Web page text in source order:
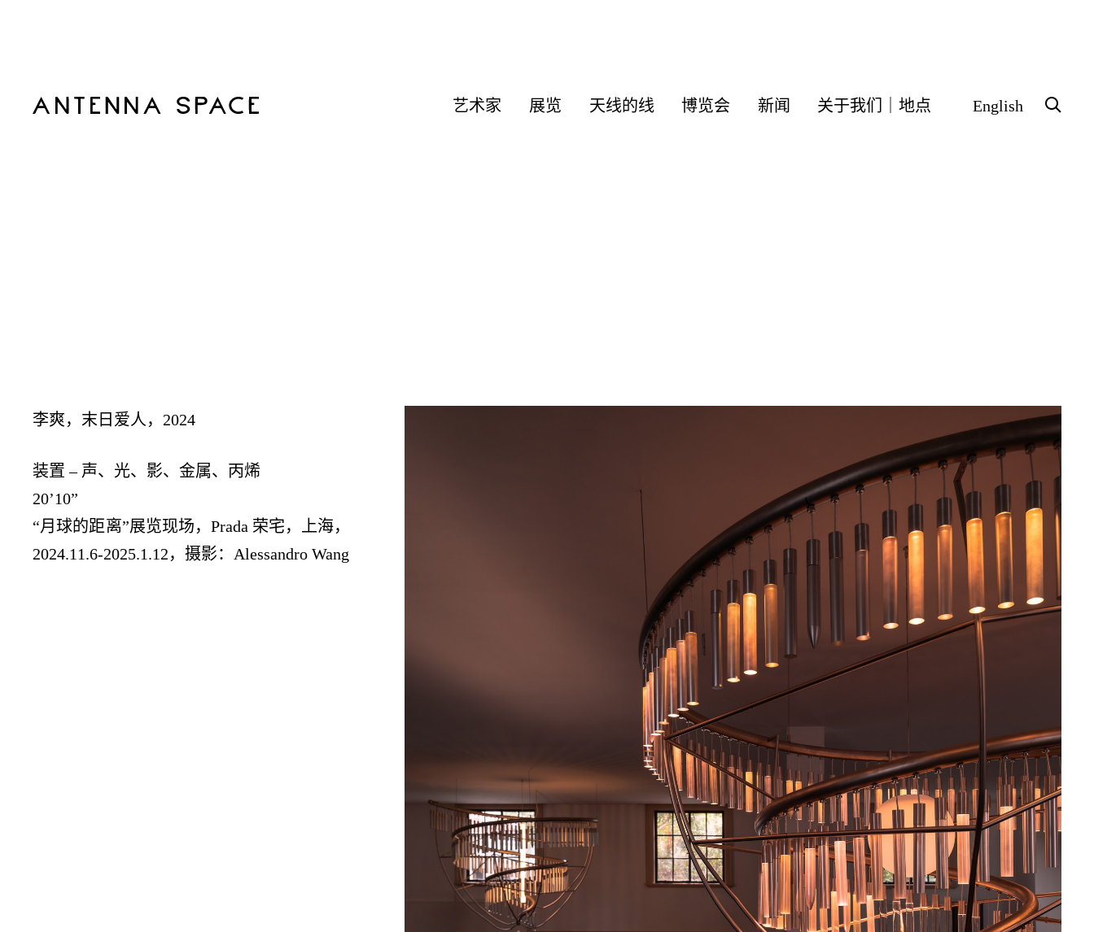
艺术家 展览 天线的线 博览会 新闻 关于我们｜地点 English
李爽，末日爱人，2024
装置 – 声、光、影、金属、丙烯
20’10”
“月球的距离”展览现场，Prada 荣宅，上海，
2024.11.6-2025.1.12，摄影：Alessandro Wang